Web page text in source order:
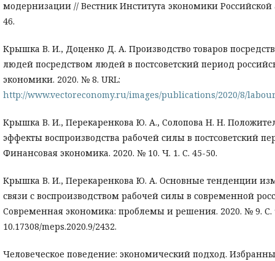
модернизации // Вестник Института экономики
46.
Крышка В. И., Доценко Д. А. Производство товаров
людей посредством людей в постсоветский период
экономики. 2020. № 8. URL:
http://www.vectoreconomy.ru/images/publications/2020/8/
Крышка В. И., Перекаренкова Ю. А., Солопова Н. Н.
эффекты воспроизводства рабочей силы в постсоветский
Финансовая экономика. 2020. № 10. Ч. 1. С. 45-50.
Крышка В. И., Перекаренкова Ю. А. Основные тенденции
связи с воспроизводством рабочей силы в современной
Современная экономика: проблемы и решения. 2020. № 9. С.
10.17308/meps.2020.9/2432.
Человеческое поведение: экономический подход.